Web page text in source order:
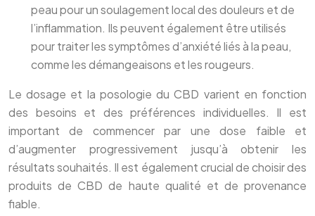
peau pour un soulagement local des douleurs et de
l’inflammation. Ils peuvent également être utilisés
pour traiter les symptômes d’anxiété liés à la peau,
comme les démangeaisons et les rougeurs.
Le dosage et la posologie du CBD varient en fonction
des besoins et des préférences individuelles. Il est
important de commencer par une dose faible et
d’augmenter progressivement jusqu’à obtenir les
résultats souhaités. Il est également crucial de choisir des
produits de CBD de haute qualité et de provenance
fiable.